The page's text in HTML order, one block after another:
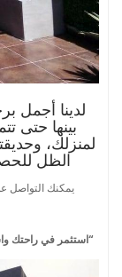
لدينا أجمل
بينها حتى
لمنزلك،
الظل
يمكنك التواصل
“استثمر في راحتك